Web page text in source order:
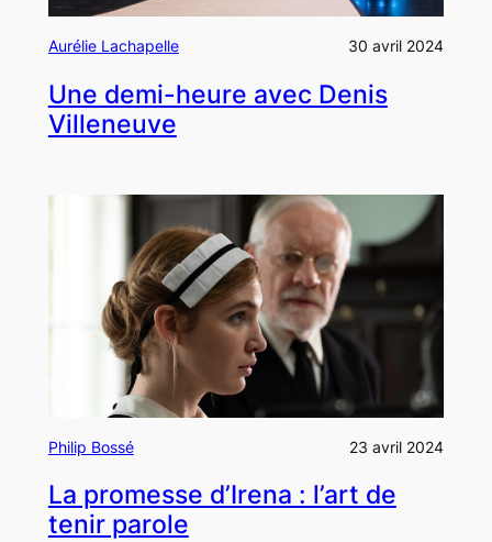
Aurélie Lachapelle 30 avril 2024
Une demi-heure avec Denis
Villeneuve
Philip Bossé 23 avril 2024
La promesse d’Irena : l’art de
tenir parole